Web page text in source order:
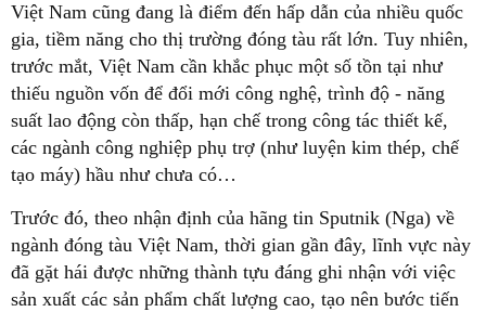
Việt Nam cũng đang là điểm đến hấp dẫn của nhiều quốc
gia, tiềm năng cho thị trường đóng tàu rất lớn. Tuy nhiên,
trước mắt, Việt Nam cần khắc phục một số tồn tại như
thiếu nguồn vốn để đổi mới công nghệ, trình độ - năng
suất lao động còn thấp, hạn chế trong công tác thiết kế,
các ngành công nghiệp phụ trợ (như luyện kim thép, chế
tạo máy) hầu như chưa có…
Trước đó, theo nhận định của hãng tin Sputnik (Nga) về
ngành đóng tàu Việt Nam, thời gian gần đây, lĩnh vực này
đã gặt hái được những thành tựu đáng ghi nhận với việc
sản xuất các sản phẩm chất lượng cao, tạo nên bước tiến